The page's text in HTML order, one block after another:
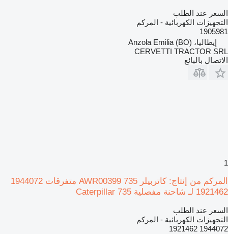
السعر عند الطلب
التجهيزات الكهربائية - المركم
1905981
إيطاليا، Anzola Emilia (BO)
CERVETTI TRACTOR SRL
الاتصال بالبائع
1
المركم من إنتاج: كاتربيلر 735 AWR00399 متفرقات 1944072
1921462 لـ شاحنة مفصلية Caterpillar 735
السعر عند الطلب
التجهيزات الكهربائية - المركم
1944072 1921462